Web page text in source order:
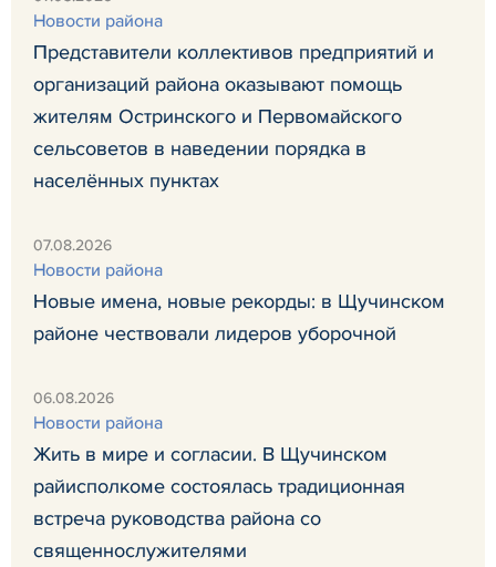
Новости района
Представители коллективов предприятий и
организаций района оказывают помощь
жителям Остринского и Первомайского
сельсоветов в наведении порядка в
населённых пунктах
07.08.2026
Новости района
Новые имена, новые рекорды: в Щучинском
районе чествовали лидеров уборочной
06.08.2026
Новости района
Жить в мире и согласии. В Щучинском
райисполкоме состоялась традиционная
встреча руководства района со
священнослужителями